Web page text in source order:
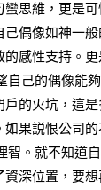
蠻思維，更是可
己偶像如神一般
的感性支持。更
自己的偶像能
戶的火坑，這是
如果説恨公司的
智。就不知道
資深位置，要想